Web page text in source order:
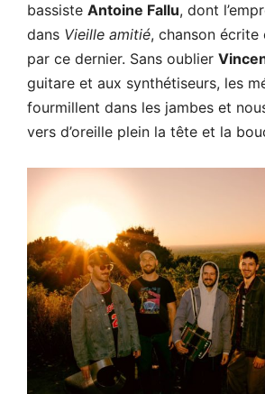
bassisteAntoine Fallu, dont
dans Vieille amitié, chanson
par ce dernier. Sans oublier
guitare et aux synthétiseurs, les
fourmillent dans les jambes et
vers d’oreille plein la tête et la